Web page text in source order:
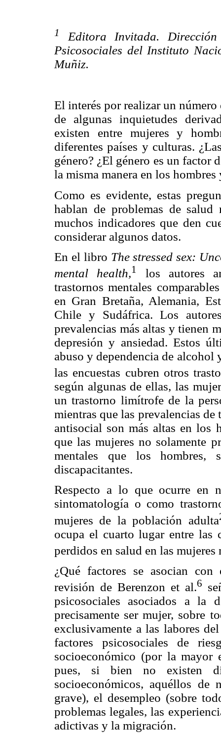
1 Editora Invitada.
Psicosociales del Instituto
Muñiz.
El interés por realizar un
de algunas inquietudes
existen entre mujeres y
diferentes países y culturas.
género? ¿El género es un factor
la misma manera en los hombres
Como es evidente, estas
hablan de problemas de
muchos indicadores que den
considerar algunos datos.
En el libro The stressed sex:
mental health,1
los autores
trastornos mentales
en Gran Bretaña, Alemania,
Chile y Sudáfrica. Los
prevalencias más altas y tienen
depresión y ansiedad. Estos
abuso y dependencia de alcohol
las encuestas cubren otros
según algunas de ellas, las
un trastorno limítrofe de la
mientras que las prevalencias
antisocial son más altas en los
que las mujeres no solamente
mentales que los hombres,
discapacitantes.
Respecto a lo que ocurre en
sintomatología o como
mujeres de la población adulta
ocupa el cuarto lugar entre las
perdidos en salud en las mujeres
¿Qué factores se asocian
revisión de Berenzon et al.6
psicosociales asociados a la
precisamente ser mujer, sobre
exclusivamente a las labores
factores psicosociales de
socioeconómico (por la mayor
pues, si bien no existen
socioeconómicos, aquéllos de
grave), el desempleo (sobre
problemas legales, las
adictivas y la migración.